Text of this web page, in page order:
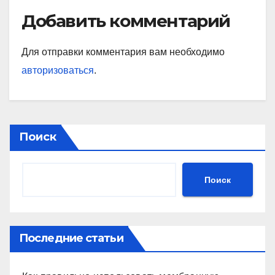
Добавить комментарий
Для отправки комментария вам необходимо
авторизоваться.
Поиск
Поиск
Последние статьи